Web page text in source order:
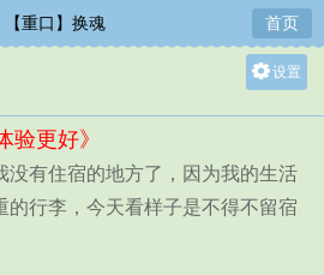
【重口】换魂 首页
设置
中
小
验更好》
有住宿的地方了，因为我的生活
的行李，今天看样子是不得不留宿